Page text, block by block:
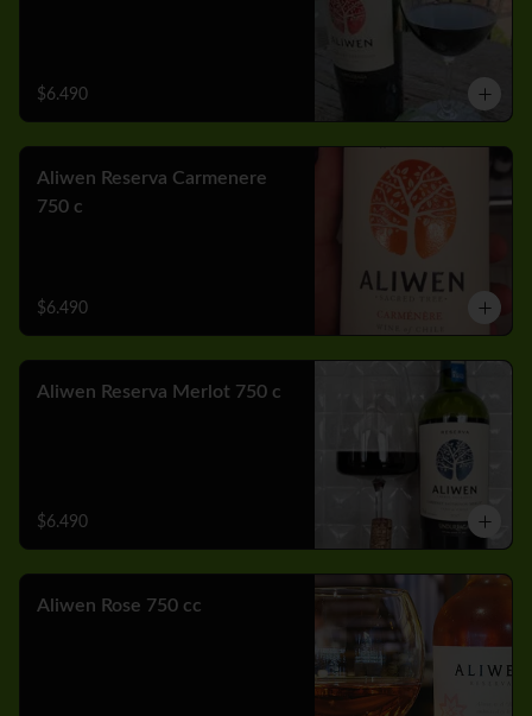
$6.490
Aliwen Reserva Carmenere
750 c
$6.490
Aliwen Reserva Merlot 750 c
$6.490
Aliwen Rose 750 cc